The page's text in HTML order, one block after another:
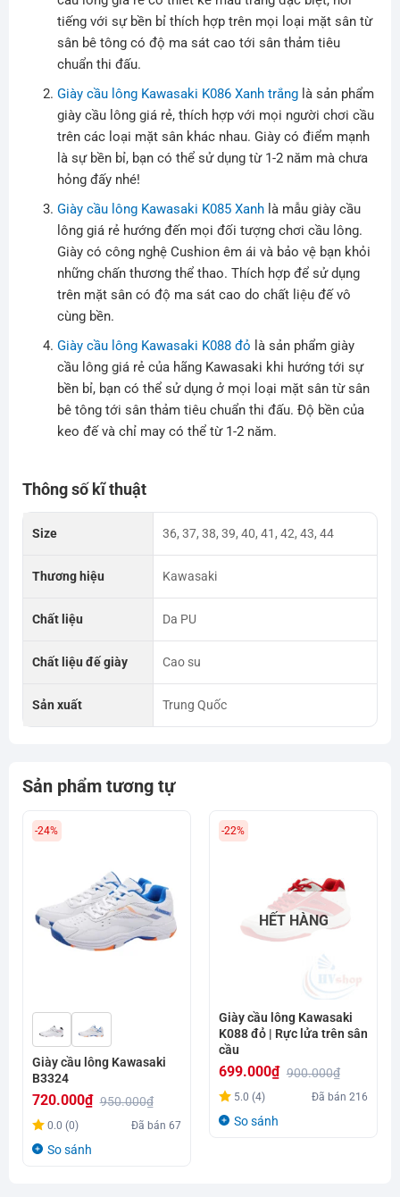
tiếng với sự bền bỉ thích hợp trên mọi loại mặt sân từ
sân bê tông có độ ma sát cao tới sân thảm tiêu
chuẩn thi đấu.
Giày cầu lông Kawasaki K086 Xanh trắng là sản phẩm
giày cầu lông giá rẻ, thích hợp với mọi người chơi cầu
trên các loại mặt sân khác nhau. Giày có điểm mạnh
là sự bền bỉ, bạn có thể sử dụng từ 1-2 năm mà chưa
hỏng đấy nhé!
Giày cầu lông Kawasaki K085 Xanh là mẫu giày cầu
lông giá rẻ hướng đến mọi đối tượng chơi cầu lông.
Giày có công nghệ Cushion êm ái và bảo vệ bạn khỏi
những chấn thương thể thao. Thích hợp để sử dụng
trên mặt sân có độ ma sát cao do chất liệu đế vô
cùng bền.
Giày cầu lông Kawasaki K088 đỏ là sản phẩm giày
cầu lông giá rẻ của hãng Kawasaki khi hướng tới sự
bền bỉ, bạn có thể sử dụng ở mọi loại mặt sân từ sân
bê tông tới sân thảm tiêu chuẩn thi đấu. Độ bền của
keo đế và chỉ may có thể từ 1-2 năm.
Thông số kĩ thuật
Size 36, 37, 38, 39, 40, 41, 42, 43, 44
Thương hiệu Kawasaki
Chất liệu Da PU
Chất liệu đế giày Cao su
Sản xuất Trung Quốc
Sản phẩm tương tự
-24%
Giày cầu lông Kawasaki
B3324
950.000₫
Giá
gốc
720.000₫
Giá
hiện
0.0 (0) Đã bán67
So sánh
-22%
HẾT HÀNG
Giày cầu lông Kawasaki
K088 đỏ | Rực lửa trên sân
cầu
900.000₫
Giá
gốc
699.000₫
Giá
hiện
5.0 (4) Đã bán216
So sánh